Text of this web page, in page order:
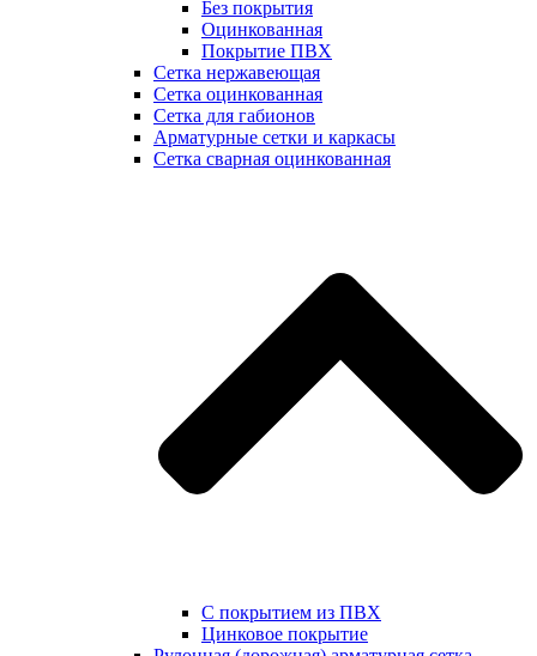
Без покрытия
Оцинкованная
Покрытие ПВХ
Сетка нержавеющая
Сетка оцинкованная
Сетка для габионов
Арматурные сетки и каркасы
Сетка сварная оцинкованная
С покрытием из ПВХ
Цинковое покрытие